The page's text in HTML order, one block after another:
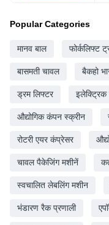
Popular Categories
मानव बाल फोर्कलिफ्ट
बासमती चावल बैकहो
ड्रम लिफ्टर
औद्योगिक कंपन स्क्रीन
रोटरी एयर कंप्रेसर
चावल पैकेजिंग मशीनें
स्वचालित लेबलिंग मशीन
भंडारण रैक प्रणाली